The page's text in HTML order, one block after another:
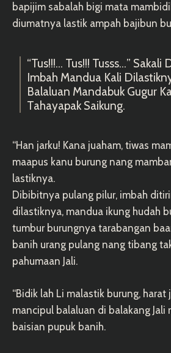
bapijim sabalah bigi mata
diumatnya lastik ampah bajibun
“Tus!!!… Tus!!! Tusss…” Sakali
Imbah Mandua Kali
Balaluan Mandabuk Gugur
Tahayapak Saikung.
“Han jarku! Kana juaham, tiwas
maapus kanu burung nang
lastiknya.
Dibibitnya pulang pilur, imbah
dilastiknya, mandua ikung hudah
tumbur burungnya tarabangan
banih urang pulang nang tibang
pahumaan Jali.
“Bidik lah Li malastik burung, harat
mancipul balaluan di balakang
baisian pupuk banih.